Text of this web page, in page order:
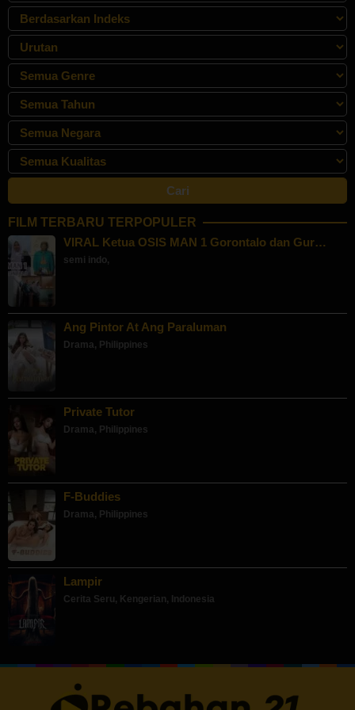
FILM TERBARU TERPOPULER
VIRAL Ketua OSIS MAN 1 Gorontalo dan Gur…
semi indo,
Ang Pintor At Ang Paraluman
Drama, Philippines
Private Tutor
Drama, Philippines
F-Buddies
Drama, Philippines
Lampir
Cerita Seru, Kengerian, Indonesia